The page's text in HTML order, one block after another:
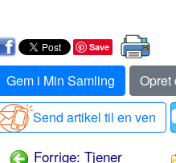
Save
Gem i Min Samling
Opret
Send artikel til en ven
Forrige: Tjener